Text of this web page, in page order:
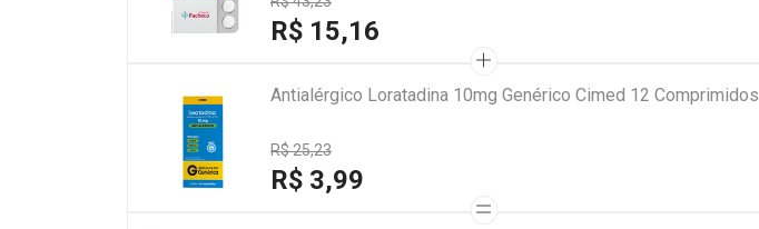
R$ 15,16
Antialérgico Loratadina 10mg Genérico Cimed 12 Comprimidos
R$ 25,23
R$ 3,99